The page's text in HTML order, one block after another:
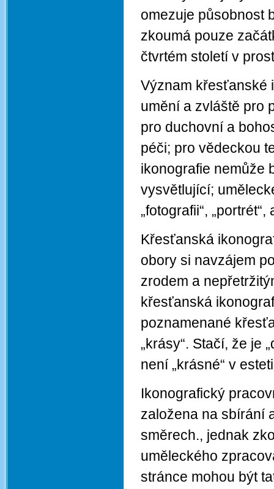
omezuje působnost
zkoumá pouze
čtvrtém století v
Význam křesťanské
umění a zvláště pro
pro duchovní a
péči; pro vědeckou
ikonografie nemůže
vysvětlující;
„fotografii“,
Křesťanská
obory si navzájem
zrodem a
křesťanská
poznamenané
„krásy“. Stačí, že je
není „krásné“ v
Ikonografický
založena na sbírání
směrech., jednak
uměleckého
stránce mohou být